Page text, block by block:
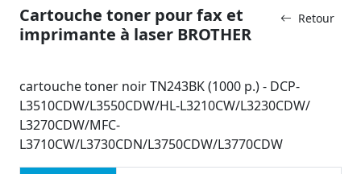
Retour
Cartouche toner pour fax et
imprimante à laser BROTHER
cartouche toner noir TN243BK (1000 p.) - DCP-
L3510CDW/L3550CDW/HL-L3210CW/L3230CDW/
L3270CDW/MFC-
L3710CW/L3730CDN/L3750CDW/L3770CDW